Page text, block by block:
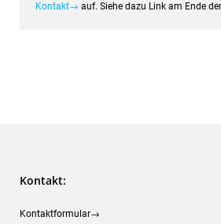
Kontakt→ auf. Siehe dazu Link am Ende
Kontakt:
Kontaktformular→